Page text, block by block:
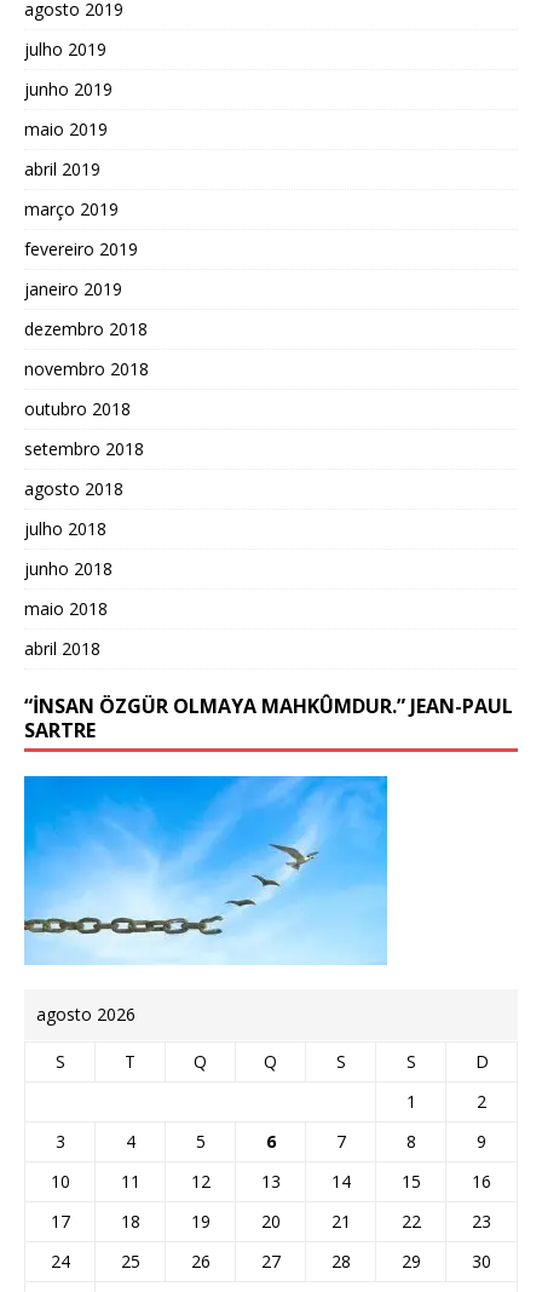
agosto 2019
julho 2019
junho 2019
maio 2019
abril 2019
março 2019
fevereiro 2019
janeiro 2019
dezembro 2018
novembro 2018
outubro 2018
setembro 2018
agosto 2018
julho 2018
junho 2018
maio 2018
abril 2018
“İNSAN ÖZGÜR OLMAYA MAHKÛMDUR.” JEAN-PAUL
SARTRE
agosto 2026
S T Q Q S S
D
1
2
3
4 5 6 7 8
9
10
11 12 13 14 15
16
17
18 19 20 21 22
23
24
25 26 27 28 29
30